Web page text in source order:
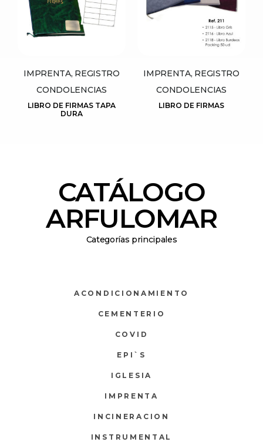
IMPRENTA, REGISTRO
CONDOLENCIAS
LIBRO DE FIRMAS TAPA
DURA
IMPRENTA, REGISTRO
CONDOLENCIAS
LIBRO DE FIRMAS
CATÁLOGO
ARFULOMAR
Categorías principales
ACONDICIONAMIENTO
CEMENTERIO
COVID
EPI`S
IGLESIA
IMPRENTA
INCINERACION
INSTRUMENTAL